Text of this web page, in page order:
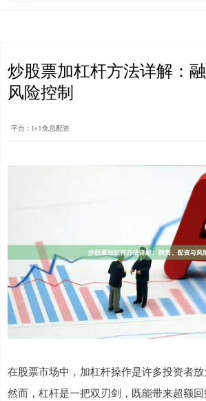
炒股票加杠杆方法详解：
风险控制
平台：t+1免息配资
在股票市场中，加杠杆操作是许多投资者放
然而，杠杆是一把双刃剑，既能带来超额